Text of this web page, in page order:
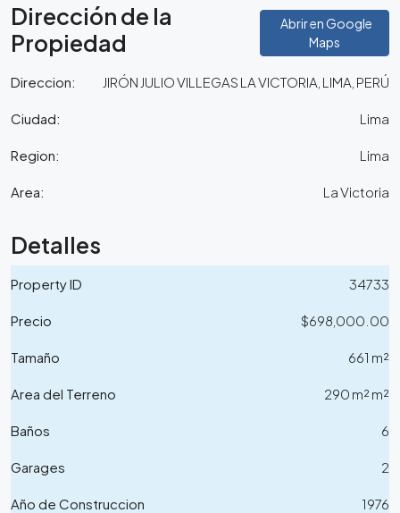
Dirección de la
Propiedad
Abrir en Google
Maps
Direccion: JIRÓN JULIO VILLEGAS LA VICTORIA, LIMA, PERÚ
Ciudad: Lima
Region: Lima
Area: La Victoria
Detalles
Property ID 34733
Precio $698,000.00
Tamaño 661 m²
Area del Terreno 290 m² m²
Baños 6
Garages 2
Año de Construccion 1976